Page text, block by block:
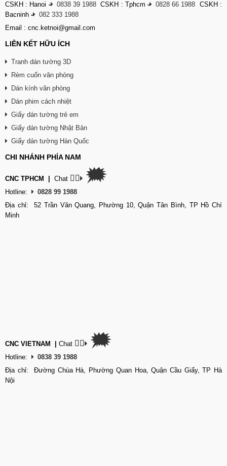
CSKH : Hanoi - 0838 39 1988 CSKH : Tphcm- 0828 66 1988 CSKH :
Bacninh -
082 333 1988
Email : cnc.ketnoi@gmail.com
LIÊN KẾT HỮU ÍCH
Tranh dán tường 3D
Rèm cuốn văn phòng
Dán kính văn phòng
Dán phim cách nhiệt
Giấy dán tường trẻ em
Giấy dán tường Nhật Bản
Giấy dán tường Hàn Quốc
CHI NHÁNH PHÍA NAM
CNC TPHCM Chat 👉🏽 🗯
Hotline:
0828 99 1988
Địa chỉ: 52 Trần Văn Quang, Phường 10, Quận Tân Bình, TP Hồ Chí
Minh
CNC VIETNAM Chat 👉🏽 🗯
Hotline:
0838 39 1988
Địa chỉ: Đường Chùa Hà, Phường Quan Hoa, Quận Cầu Giấy, TP Hà
Nội